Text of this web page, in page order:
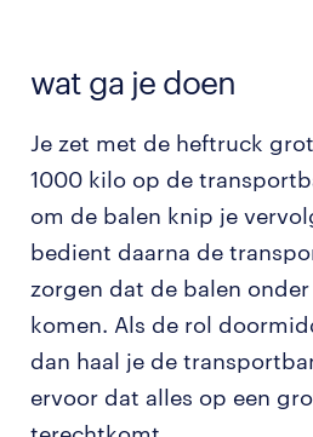
wat ga je doen
Je zet met de heftruck
1000 kilo op de
om de balen knip je
bedient daarna de
zorgen dat de balen
komen. Als de rol
dan haal je de
ervoor dat alles op een